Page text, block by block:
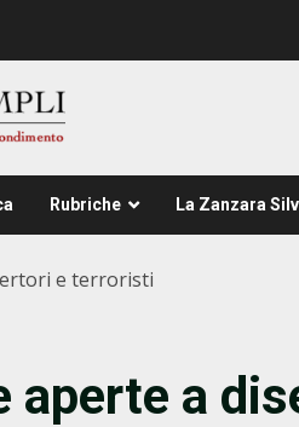
Rubriche La Zanzara
e terroristi
aperte a